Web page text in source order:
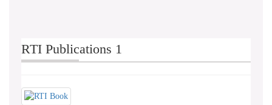
RTI Publications 1